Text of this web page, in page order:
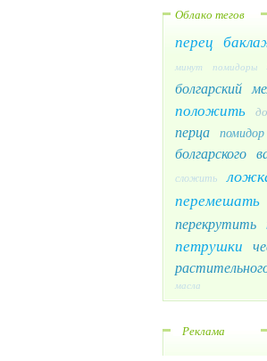
Облако тегов
перец
минут помидоры
болгарский
положить
перца помидор
болгарского
сложить
перемешать
перекрутить
петрушки
масла
Реклама